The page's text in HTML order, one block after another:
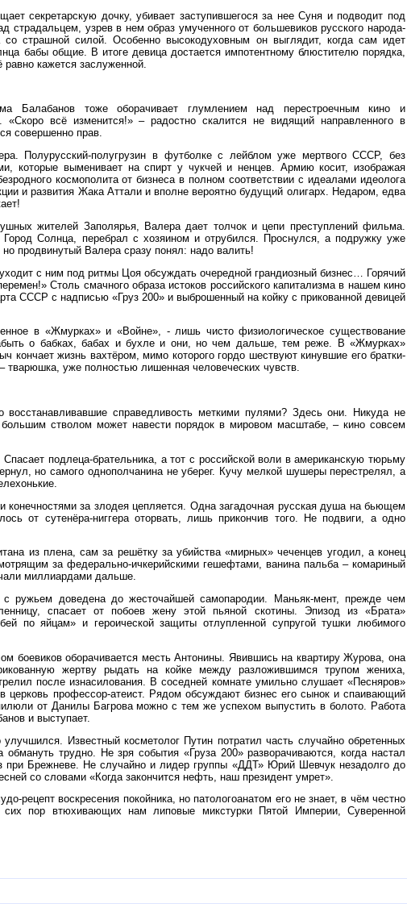
секретарскую дочку, убивает заступившегося за нее Суня и подводит под
страдальцем, узрев в нем образ умученного от большевиков русского народа-
страшной силой. Особенно высокодуховным он выглядит, когда сам идет
бабы общие. В итоге девица достается импотентному блюстителю порядка,
кажется заслуженной.
Балабанов тоже оборачивает глумлением над перестроечным кино и
«Скоро всё изменится!» – радостно скалится не видящий направленного в
совершенно прав.
Полурусский-полугрузин в футболке с лейблом уже мертвого СССР, без
которые выменивает на спирт у чукчей и ненцев. Армию косит, изображая
космополита от бизнеса в полном соответствии с идеалами идеолога
и развития Жака Аттали и вполне вероятно будущий олигарх. Недаром, едва
жителей Заполярья, Валера дает толчок и цепи преступлений фильма.
Город Солнца, перебрал с хозяином и отрубился. Проснулся, а подружку уже
продвинутый Валера сразу понял: надо валить!
с ним под ритмы Цоя обсуждать очередной грандиозный бизнес… Горячий
Столь смачного образа истоков российского капитализма в нашем кино
СССР с надписью «Груз 200» и выброшенный на койку с прикованной девицей
в «Жмурках» и «Войне», - лишь чисто физиологическое существование
о бабках, бабах и бухле и они, но чем дальше, тем реже. В «Жмурках»
жизнь вахтёром, мимо которого гордо шествуют кинувшие его братки-
уже полностью лишенная человеческих чувств.
справедливость меткими пулями? Здесь они. Никуда не
стволом может навести порядок в мировом масштабе, – кино совсем
подлеца-брательника, а тот с российской воли в американскую тюрьму
но самого однополчанина не уберег. Кучу мелкой шушеры перестрелял, а
за злодея цепляется. Одна загадочная русская душа на бьющем
от сутенёра-ниггера оторвать, лишь прикончив того. Не подвиги, а одно
из плена, сам за решётку за убийства «мирных» чеченцев угодил, а конец
за федерально-ичкерийскими гешефтами, ванина пальба – комариный
миллиардами дальше.
ружьем доведена до жесточайшей самопародии. Маньяк-мент, прежде чем
спасает от побоев жену этой пьяной скотины. Эпизод из «Брата»
по яйцам» и героической защиты отлупленной супругой тушки любимого
боевиков оборачивается месть Антонины. Явившись на квартиру Журова, она
жертву рыдать на койке между разложившимся трупом жениха,
после изнасилования. В соседней комнате умильно слушает «Песняров»
церковь профессор-атеист. Рядом обсуждают бизнес его сынок и спаивающий
от Данилы Багрова можно с тем же успехом выпустить в болото. Работа
и выступает.
Известный косметолог Путин потратил часть случайно обретенных
трудно. Не зря события «Груза 200» разворачиваются, когда настал
при Брежневе. Не случайно и лидер группы «ДДТ» Юрий Шевчук незадолго до
со словами «Когда закончится нефть, наш президент умрет».
рецепт воскресения покойника, но патологоанатом его не знает, в чём честно
пор втюхивающих нам липовые микстурки Пятой Империи, Суверенной